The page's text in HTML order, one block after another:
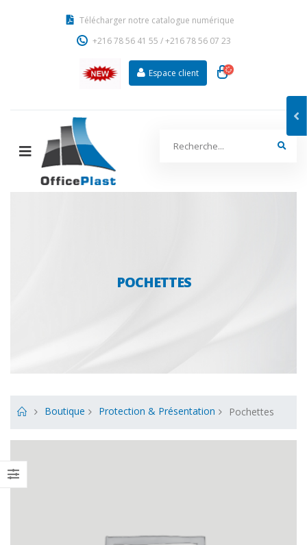
Télécharger notre catalogue numérique
+216 78 56 41 55 /+216 78 56 07 23
Espace client
POCHETTES
Boutique Protection & Présentation Pochettes